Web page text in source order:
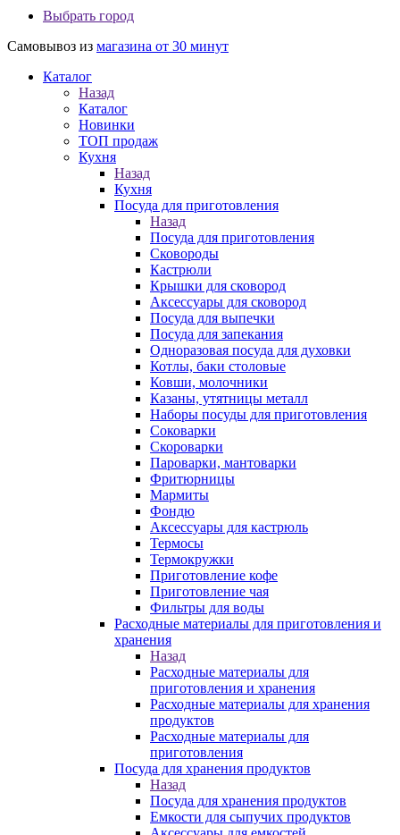
Выбрать город
Самовывоз из магазина от 30 минут
Каталог
Назад
Каталог
Новинки
ТОП продаж
Кухня
Назад
Кухня
Посуда для приготовления
Назад
Посуда для приготовления
Сковороды
Кастрюли
Крышки для сковород
Аксессуары для сковород
Посуда для выпечки
Посуда для запекания
Одноразовая посуда для духовки
Котлы, баки столовые
Ковши, молочники
Казаны, утятницы металл
Наборы посуды для приготовления
Соковарки
Скороварки
Пароварки, мантоварки
Фритюрницы
Мармиты
Фондю
Аксессуары для кастрюль
Термосы
Термокружки
Приготовление кофе
Приготовление чая
Фильтры для воды
Расходные материалы для приготовления и
хранения
Назад
Расходные материалы для
приготовления и хранения
Расходные материалы для хранения
продуктов
Расходные материалы для
приготовления
Посуда для хранения продуктов
Назад
Посуда для хранения продуктов
Емкости для сыпучих продуктов